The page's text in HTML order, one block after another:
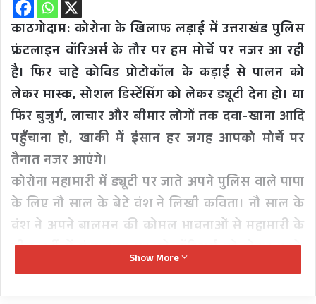
काठगोदाम: कोरोना के खिलाफ लड़ाई में उत्तराखंड पुलिस
फ्रंटलाइन वॉरिअर्स के तौर पर हम मोर्चे पर नजर आ रही
है। फिर चाहे कोविड प्रोटोकॉल के कड़ाई से पालन को
लेकर मास्क, सोशल डिस्टेंसिंग को लेकर ड्यूटी देना हो। या
फिर बुजुर्ग, लाचार और बीमार लोगों तक दवा-खाना आदि
पहुँचाना हो, खाकी में इंसान हर जगह आपको मोर्चे पर
तैनात नजर आएंगे।
कोरोना महामारी में ड्यूटी पर जाते अपने पुलिस वाले पापा
के लिए नौ साल के बेटे वंश ने लिखी कविता। नौ साल के
वंश ने अपने बालमन की कोमल भावनाओं से महामारी के
बीच वर्दी में फ्रंटलाइन पर डटे वॉरिअर्स को लेकर उनके
परिवार के अन्तर्मन की तस्वीर उतार दी है इन चंद लाइनों
के ज़रिए..
Show More